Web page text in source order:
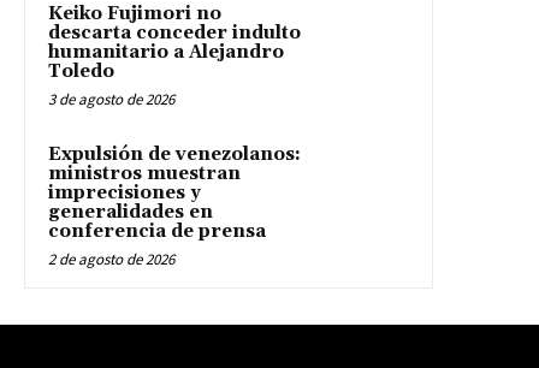
Keiko Fujimori no
descarta conceder indulto
humanitario a Alejandro
Toledo
3 de agosto de 2026
Expulsión de venezolanos:
ministros muestran
imprecisiones y
generalidades en
conferencia de prensa
2 de agosto de 2026